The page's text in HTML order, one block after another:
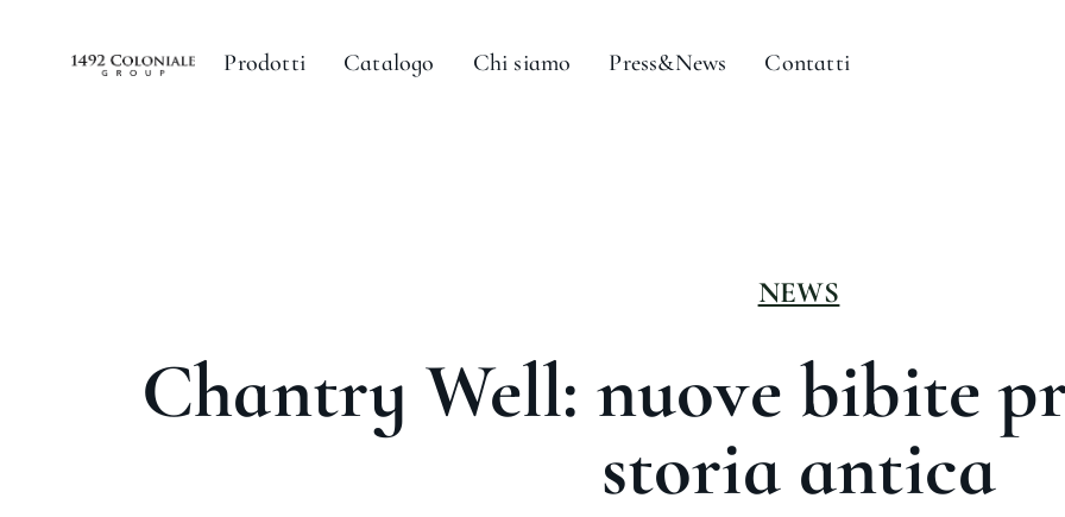
Prodotti Catalogo Chi siamo Press&News Contatti
NEWS
Chantry Well: nuove bibite
storia antica